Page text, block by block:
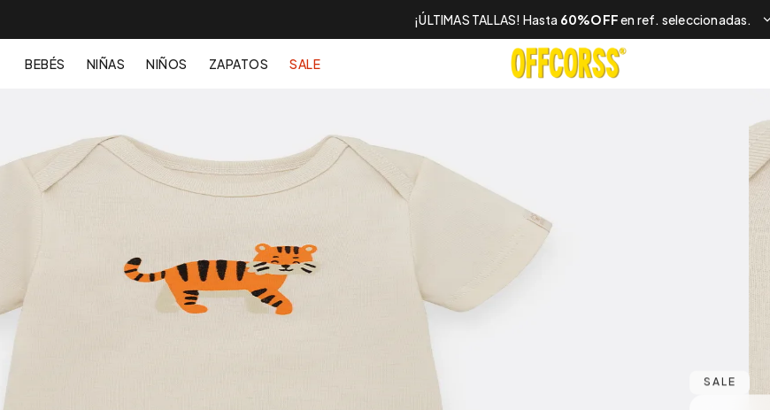
¡ÚLTIMAS TALLAS! Hasta 60%OFFen ref. seleccionadas.
BEBÉS NIÑAS NIÑOS ZAPATOS SALE
SALE